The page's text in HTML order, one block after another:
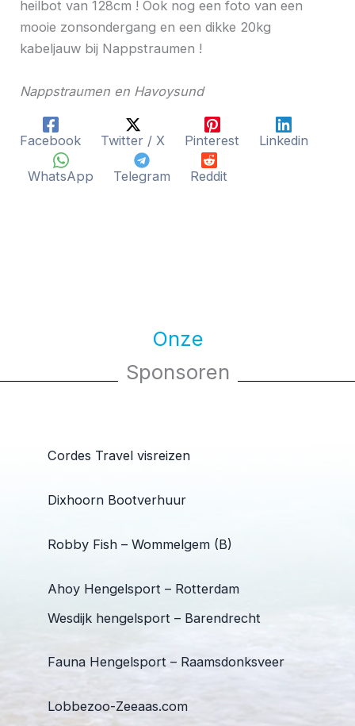
heilbot van 128cm ! Ook nog een foto van een
mooie zonsondergang en een dikke 20kg
kabeljauw bij Nappstraumen !
Nappstraumen en Havoysund
Facebook Twitter / X Pinterest Linkedin
WhatsApp Telegram Reddit
Onze
Sponsoren
Cordes Travel visreizen
Dixhoorn Bootverhuur
Robby Fish – Wommelgem (B)
Ahoy Hengelsport – Rotterdam
Wesdijk hengelsport – Barendrecht
Fauna Hengelsport – Raamsdonksveer
Lobbezoo-Zeeaas.com